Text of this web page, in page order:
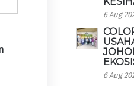
6 Aug
6 Aug